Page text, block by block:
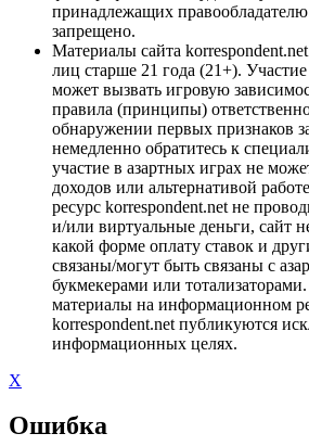
принадлежащих правообладателю
запрещено.
Материалы сайта
лиц старше 21 года (21+).
может вызвать игровую
правила (принципы)
обнаружении первых признаков
немедленно обратитесь к
участие в азартных играх не
доходов или альтернативой
ресурс korrespondent.net не
и/или виртуальные деньги, сайт
какой форме оплату ставок и
связаны/могут быть связаны с
букмекерами или
материалы на информационном
korrespondent.net публикуются
информационных целях.
X
Ошибка